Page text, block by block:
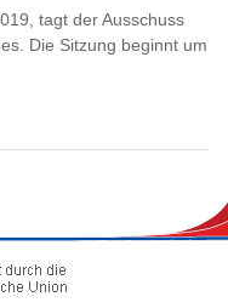
tagt der Ausschuss
Die Sitzung beginnt um